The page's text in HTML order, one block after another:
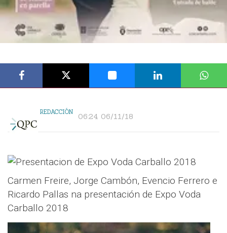
REDACCIÓN 06:24 06/11/18
Carmen Freire, Jorge Cambón, Evencio Ferrero e
Ricardo Pallas na presentación de Expo Voda
Carballo 2018